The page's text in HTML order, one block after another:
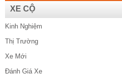
XE CỘ
Kinh Nghiệm
Thị Trường
Xe Mới
Đánh Giá Xe